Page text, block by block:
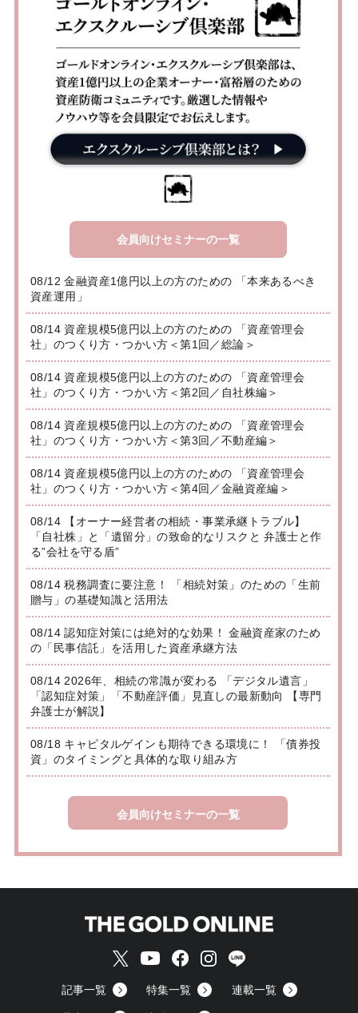
会員向けセミナーの一覧
08/12 金融資産1億円以上の方のための 「本来あるべき
資産運用」
08/14 資産規模5億円以上の方のための 「資産管理会
社」のつくり方・つかい方＜第1回／総論＞
08/14 資産規模5億円以上の方のための 「資産管理会
社」のつくり方・つかい方＜第2回／自社株編＞
08/14 資産規模5億円以上の方のための 「資産管理会
社」のつくり方・つかい方＜第3回／不動産編＞
08/14 資産規模5億円以上の方のための 「資産管理会
社」のつくり方・つかい方＜第4回／金融資産編＞
08/14 【オーナー経営者の相続・事業承継トラブル】
「自社株」と「遺留分」の致命的なリスクと 弁護士と作
る”会社を守る盾”
08/14 税務調査に要注意！ 「相続対策」のための「生前
贈与」の基礎知識と活用法
08/14 認知症対策には絶対的な効果！ 金融資産家のため
の「民事信託」を活用した資産承継方法
08/14 2026年、相続の常識が変わる 「デジタル遺言」
「認知症対策」「不動産評価」見直しの最新動向 【専門
弁護士が解説】
08/18 キャピタルゲインも期待できる環境に！ 「債券投
資」のタイミングと具体的な取り組み方
会員向けセミナーの一覧
記事一覧 特集一覧 連載一覧